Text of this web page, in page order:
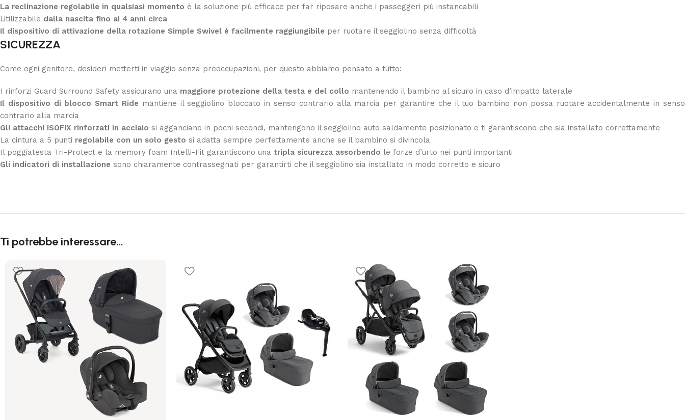
La reclinazione regolabile in qualsiasi momento è la soluzione più efficace per far riposare anche i passeggeri più instancabili
Utilizzabile dalla nascita fino ai 4 anni circa
Il dispositivo di attivazione della rotazione Simple Swivel è facilmente raggiungibile per ruotare il seggiolino senza difficoltà
SICUREZZA
Come ogni genitore, desideri metterti in viaggio senza preoccupazioni, per questo abbiamo pensato a tutto:
I rinforzi Guard Surround Safety assicurano una maggiore protezione della testa e del collo mantenendo il bambino al sicuro in caso d’impatto laterale
Il dispositivo di blocco Smart Ride mantiene il seggiolino bloccato in senso contrario alla marcia per garantire che il tuo bambino non possa ruotare accidentalmente in senso
contrario alla marcia
Gli attacchi ISOFIX rinforzati in acciaio si agganciano in pochi secondi, mantengono il seggiolino auto saldamente posizionato e ti garantiscono che sia installato correttamente
La cintura a 5 punti regolabile con un solo gesto si adatta sempre perfettamente anche se il bambino si divincola
Il poggiatesta Tri-Protect e la memory foam Intelli-Fit garantiscono una tripla sicurezza assorbendo le forze d’urto nei punti importanti
Gli indicatori di installazione sono chiaramente contrassegnati per garantirti che il seggiolino sia installato in modo corretto e sicuro
Ti potrebbe interessare…